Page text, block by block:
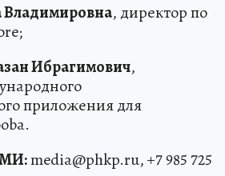
Владимировна, директор по
Ибрагимович,
приложения для
media@phkp.ru, +7 985 725